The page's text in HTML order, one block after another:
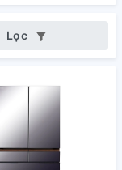
Lọc